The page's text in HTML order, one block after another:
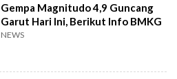
Gempa Magnitudo 4,9 Guncang
Garut Hari Ini, Berikut Info BMKG
NEWS